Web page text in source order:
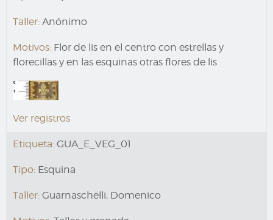
Taller: Anónimo
Motivos: Flor de lis en el centro con estrellas y
florecillas y en las esquinas otras flores de lis
Ver registros
Etiqueta: GUA_E_VEG_01
Tipo: Esquina
Taller: Guarnaschelli, Domenico